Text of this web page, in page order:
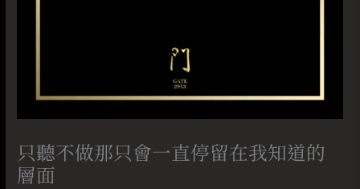
只聽不做那只會一直停留在我知道的
層面